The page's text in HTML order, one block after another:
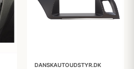
DANSKAUTOUDSTYR.DK